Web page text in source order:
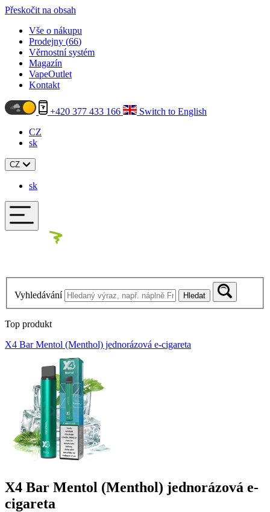
Přeskočit na obsah
Vše o nákupu
Prodejny (66)
Věrnostní systém
Magazín
VapeOutlet
Kontakt
+420 377 433 166
Switch to English
CZ
sk
CZ
sk
Vyhledávání Hledat
Top produkt
X4 Bar Mentol (Menthol) jednorázová e-cigareta
X4 Bar Mentol (Menthol) jednorázová e-
cigareta